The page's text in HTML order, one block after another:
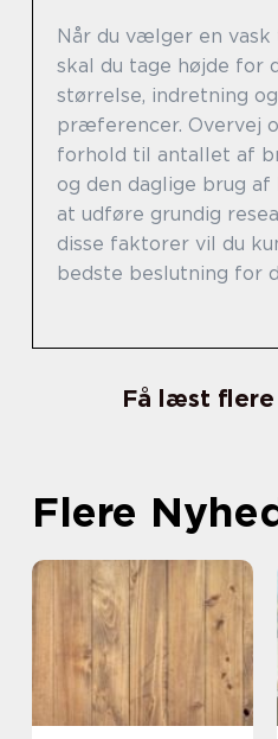
Når du vælger en
skal du tage højde for
størrelse, indretning
præferencer. Overvej
forhold til antallet af
og den daglige brug
at udføre grundig
disse faktorer vil du
bedste beslutning for
Få læst
Flere